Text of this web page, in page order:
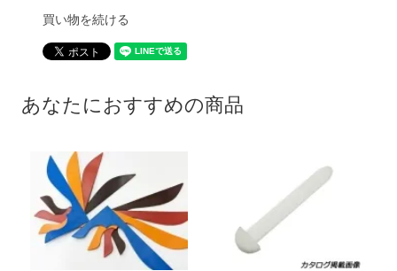
買い物を続ける
あなたにおすすめの商品